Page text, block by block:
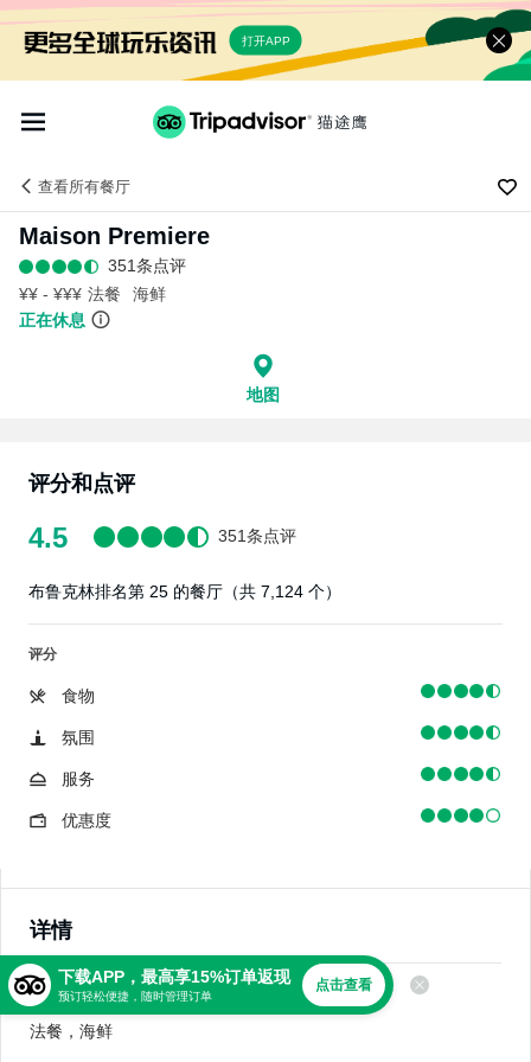
打开APP
查看所有餐厅
Maison Premiere
351条点评
¥¥ - ¥¥¥ 法餐
海鲜
正在休息
地图
评分和点评
4.5 351条点评
布鲁克林排名第 25 的餐厅（共 7,124 个）
评分
食物
氛围
服务
优惠度
详情
美食
法餐，海鲜
下载APP，最高享15%订单返现
预订轻松便捷，随时管理订单
点击查看